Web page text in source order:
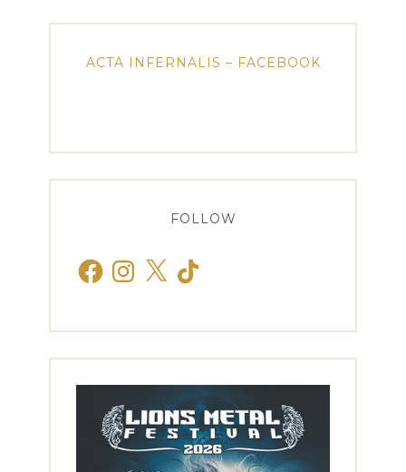
ACTA INFERNALIS – FACEBOOK
FOLLOW
FacebookInstagram
X TikTok